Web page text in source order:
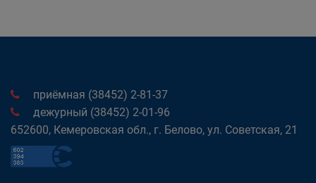
приёмная (38452) 2-81-37
дежурный (38452) 2-01-96
652600, Кемеровская обл., г. Белово, ул. Советская, 21